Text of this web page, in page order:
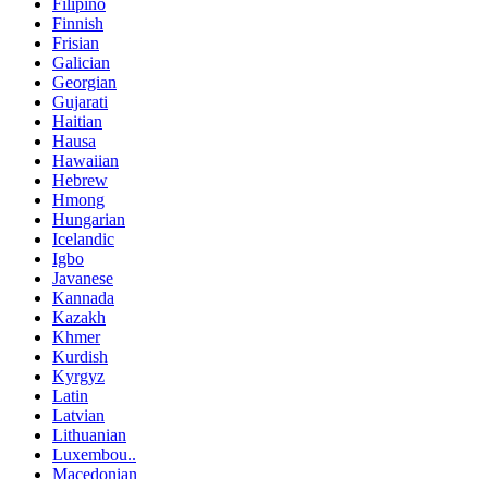
Finnish
Frisian
Galician
Georgian
Gujarati
Haitian
Hausa
Hawaiian
Hebrew
Hmong
Hungarian
Icelandic
Igbo
Javanese
Kannada
Kazakh
Khmer
Kurdish
Kyrgyz
Latin
Latvian
Lithuanian
Luxembou..
Macedonian